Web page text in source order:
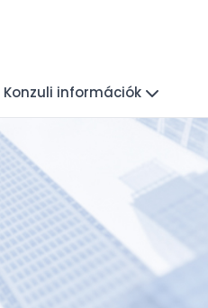
Konzuli információk